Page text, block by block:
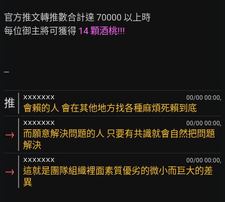
官方推文轉推數合計達 70000 以上時
每位御主將可獲得 14 顆酒桃!!!
推 xxxxxxx 00/00 00:00,
會賴的人 會在其他地方找各種麻煩死賴到底
→
xxxxxxx 00/00 00:00,
而願意解決問題的人 只要有共識就會自然把問題
解決
→
xxxxxxx 00/00 00:00,
這就是團隊組織裡面素質優劣的微小而巨大的差
異